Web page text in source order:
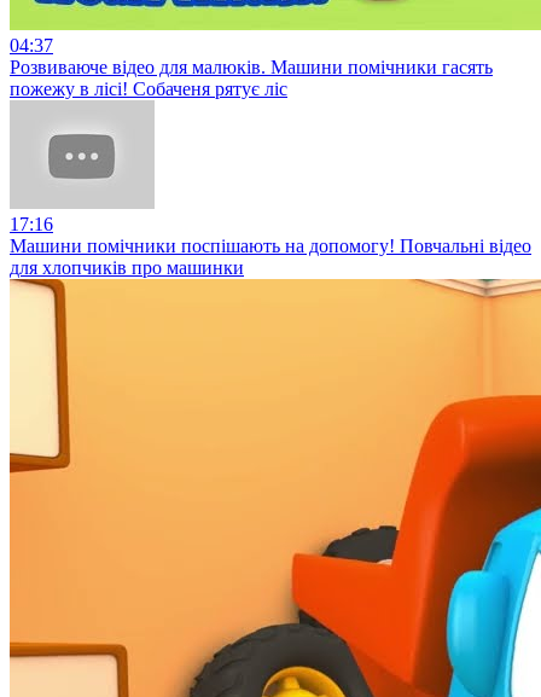
04:37
Розвиваюче відео для малюків. Машини помічники гасять
пожежу в лісі! Собаченя рятує ліс
17:16
Машини помічники поспішають на допомогу! Повчальні відео
для хлопчиків про машинки